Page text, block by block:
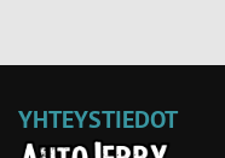
YHTEYSTIEDOT